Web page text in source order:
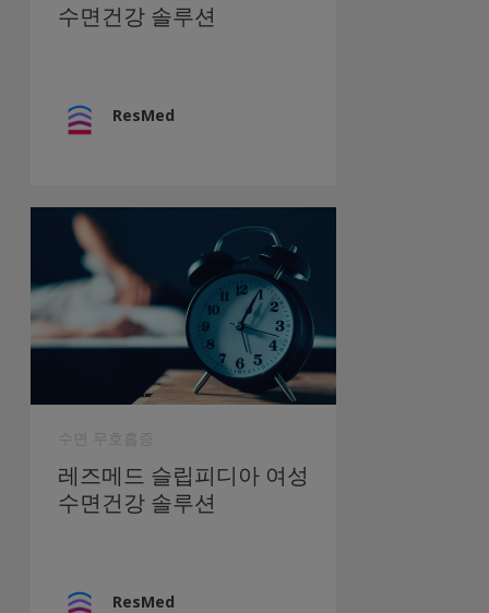
수면건강 솔루션
ResMed
수면 무호흡증
레즈메드 슬립피디아 여성
수면건강 솔루션
ResMed